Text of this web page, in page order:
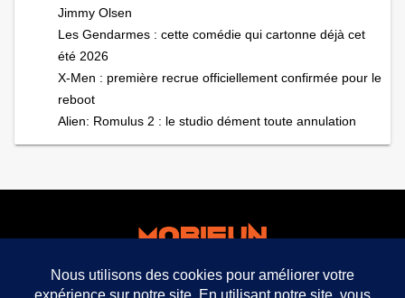
Jimmy Olsen
Les Gendarmes : cette comédie qui cartonne déjà cet
été 2026
X-Men : première recrue officiellement confirmée pour le
reboot
Alien: Romulus 2 : le studio dément toute annulation
facebook twitter